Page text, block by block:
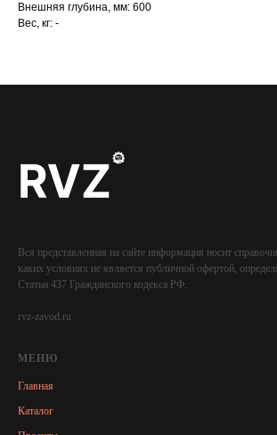
Внешняя глубина, мм: 600
Вес, кг: -
Вся представленная на сайте информация носит
каких условиях не является публичной офертой,
Статьи 437 Гражданского кодекса РФ.
rvz-zavod.ru
МЕНЮ
Главная
Каталог